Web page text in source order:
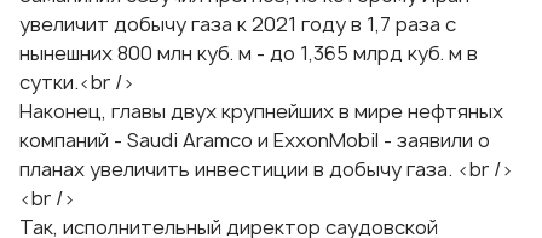
увеличит добычу газа к 2021 году в 1,7 раза с
нынешних 800 млн куб. м - до 1,365 млрд куб. м в
сутки.<br />
Наконец, главы двух крупнейших в мире нефтяных
компаний - Saudi Aramco и ExxonMobil - заявили о
планах увеличить инвестиции в добычу газа. <br />
<br />
Так, исполнительный директор саудовской